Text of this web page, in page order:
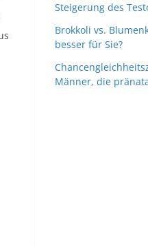
Steigerung des
Brokkoli vs.
besser für Sie?
Männer, die